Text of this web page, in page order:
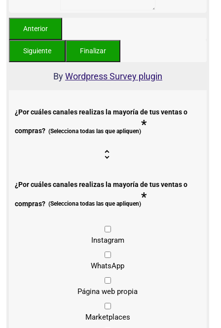
ByWordpress Survey plugin
¿Por cuáles canales realizas la mayoría de tus ventas o
compras? (Selecciona todas las que apliquen)*
¿Por cuáles canales realizas la mayoría de tus ventas o
compras? (Selecciona todas las que apliquen)*
Instagram
WhatsApp
Página web propia
Marketplaces